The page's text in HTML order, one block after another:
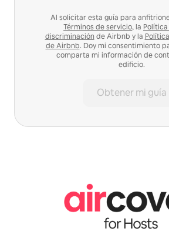
Al solicitar esta guía para
Términos de servicio, la
discriminación de Airbnb y la
de Airbnb. Doy mi consentimiento
comparta mi información de
edificio.
Obtener mi guía